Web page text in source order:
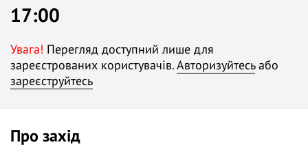
17:00
Увага! Перегляд доступний лише для
зареєстрованих користувачів.Авторизуйтесьабо
зареєструйтесь
Про захід